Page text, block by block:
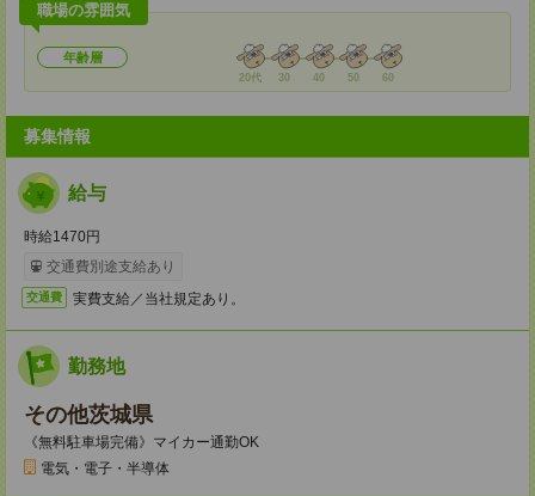
職場の雰囲気
年齢層
20代 30 40 50 60
募集情報
給与
時給1470円
交通費別途支給あり
交通費 実費支給／当社規定あり。
勤務地
その他茨城県
《無料駐車場完備》マイカー通勤OK
電気・電子・半導体